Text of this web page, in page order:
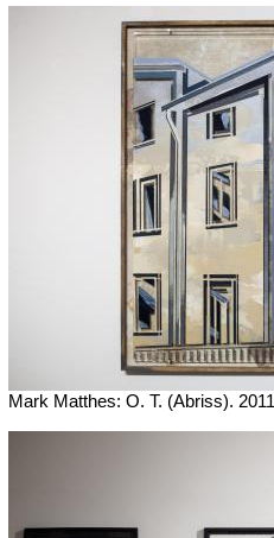
Mark Matthes: O. T. (Abriss).